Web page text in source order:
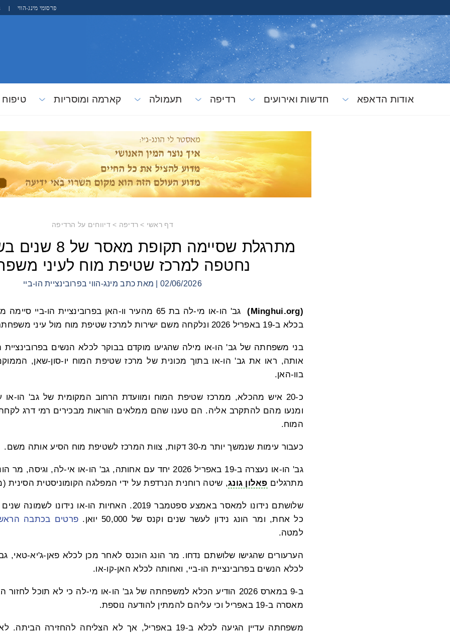
פרסומי מינג-הווי |
אודות הדאפא חדשות ואירועים רדיפה תעמולה קארמה ומוסריות טיפוח
דף ראשי > רדיפה >דיווחים על הרדיפה
מתרגלת שסיימה
נחטפה למרכז שטיפת מוח לעיני
02/06/2026 | מאת כתב מינג-הווי בפרובינציית הו-ביי
(Minghui.org)
גב' הו-או מי-לה בת 65 מהעיר וו-האן בפרובינציית הו-
בכלא ב-19 באפריל 2026 ונלקחה משם ישירות למרכז שטיפת מוח מול עיני משפחתה.
בני משפחתה של גב' הו-או מילה שהגיעו מוקדם בבוקר לכלא הנשים בפרובינציית
אותה, ראו את גב' הו-או בתוך מכונית של מרכז שטיפת המוח יו-סון-שאן,
בוו-האן.
כ-20 איש מהכלא, ממרכז שטיפת המוח ומוועדת הרחוב המקומית של גב' הו-
ומנעו מהם להתקרב אליה. הם טענו שהם ממלאים הוראות מבכירים רמי דרג
המוח.
כעבור עימות שנמשך יותר מ-30 דקות, צוות המרכז לשטיפת מוח הסיע אותה משם.
גב' הו-או נעצרה ב-19 באפריל 2026 יחד עם אחותה, גב' הו-או אי-לה,
מתרגלים פאלון גונג, שיטה רוחנית הנרדפת על ידי המפלגה הקומוניסטית הסינית (מק"ס)
שלושתם נידונו למאסר באמצע ספטמבר 2019. האחיות הו-או נידונו לשמונה שנים וקנס של 40,000
כל אחת, ומר הונג נידון לעשר שנים וקנס של 50,000 יואן.
פרטים בכתבה
למטה.
הערעורים שהגישו שלושתם נדחו. מר הונג הוכנס לאחר מכן לכלא פאן-ג'יא-טאי,
לכלא הנשים בפרובינציית הו-ביי, ואחותה לכלא האן-קו-או.
ב-9 במארס 2026 הודיע הכלא למשפחתה של גב' הו-או מי-לה כי לא תוכל
מאסרה ב-19 באפריל וכי עליהם להמתין להודעה נוספת.
משפחתה עדיין הגיעה לכלא ב-19 באפריל, אך לא הצליחה